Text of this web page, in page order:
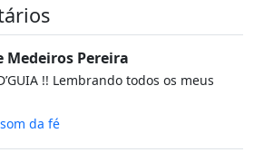
Medeiros Pereira
!! Lembrando todos os meus
da fé